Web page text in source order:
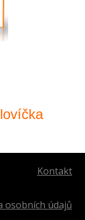
Kontakt
osobních údajů